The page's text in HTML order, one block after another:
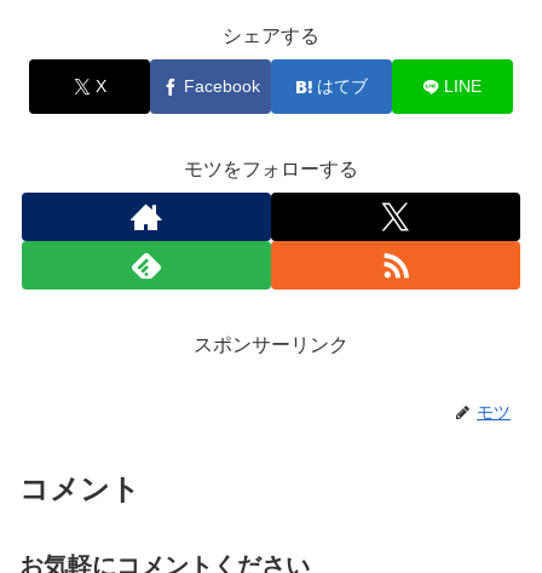
シェアする
X Facebook はてブ LINE
モツをフォローする
スポンサーリンク
モツ
コメント
お気軽にコメントください